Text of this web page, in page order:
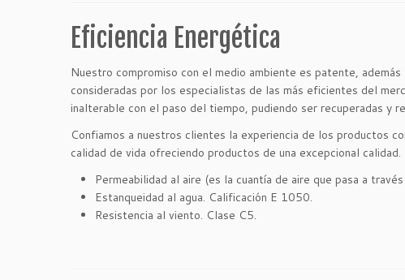
Eficiencia Energética
Nuestro compromiso con el medio ambiente es patente,
consideradas por los especialistas de las más eficientes del
inalterable con el paso del tiempo, pudiendo ser recuperadas y
Confiamos a nuestros clientes la experiencia de los productos
calidad de vida ofreciendo productos de una excepcional calidad.
Permeabilidad al aire (es la cuantía de aire que pasa a
Estanqueidad al agua. Calificación E 1050.
Resistencia al viento. Clase C5.